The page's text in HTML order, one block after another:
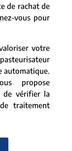
de rachat de
vous pour
votre
automatique.
propose
de vérifier la
traitement